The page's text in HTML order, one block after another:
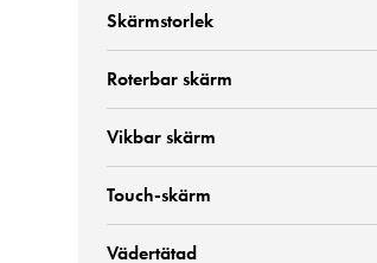
Skärmstorlek
Roterbar skärm
Vikbar skärm
Touch-skärm
Vädertätad